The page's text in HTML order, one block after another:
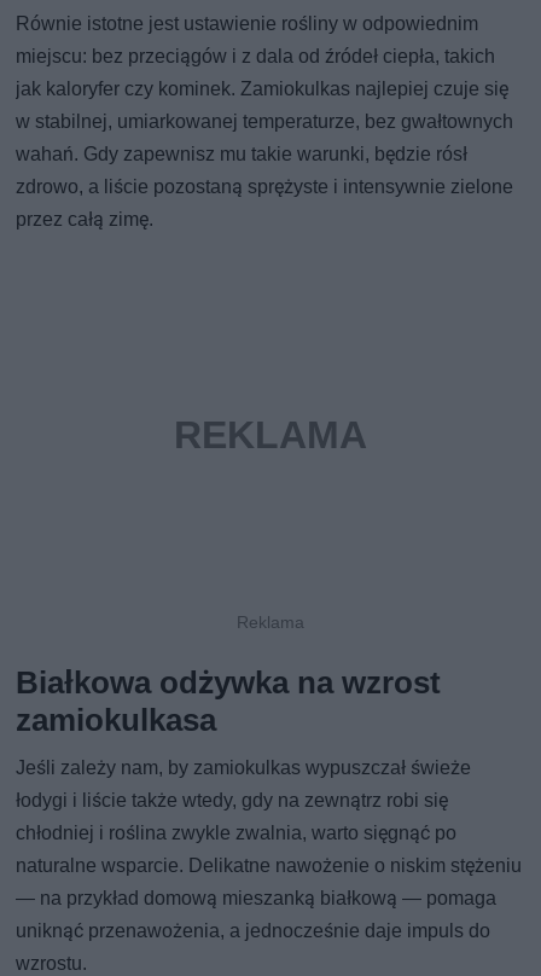
Równie istotne jest ustawienie rośliny w odpowiednim
miejscu: bez przeciągów i z dala od źródeł ciepła, takich
jak kaloryfer czy kominek. Zamiokulkas najlepiej czuje się
w stabilnej, umiarkowanej temperaturze, bez gwałtownych
wahań. Gdy zapewnisz mu takie warunki, będzie rósł
zdrowo, a liście pozostaną sprężyste i intensywnie zielone
przez całą zimę.
Białkowa odżywka na wzrost
zamiokulkasa
Jeśli zależy nam, by zamiokulkas wypuszczał świeże
łodygi i liście także wtedy, gdy na zewnątrz robi się
chłodniej i roślina zwykle zwalnia, warto sięgnąć po
naturalne wsparcie. Delikatne nawożenie o niskim stężeniu
— na przykład domową mieszanką białkową — pomaga
uniknąć przenawożenia, a jednocześnie daje impuls do
wzrostu.